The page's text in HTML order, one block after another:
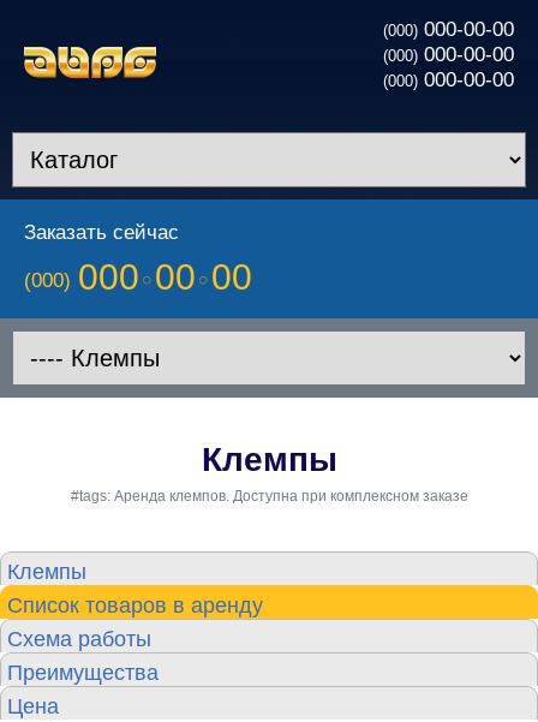
(000) 000-00-00
(000) 000-00-00
(000) 000-00-00
Заказать сейчас
(000) 000 00 00
Клемпы
#tags: Аренда клемпов. Доступна при комплексном заказе
Клемпы
Список товаров в аренду
Схема работы
Преимущества
Цена